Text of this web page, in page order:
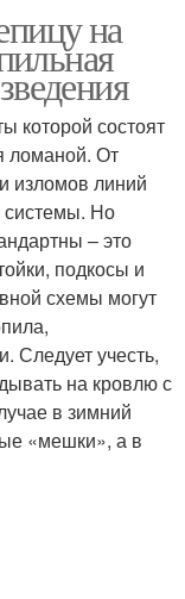
на
которой состоят
ломаной. От
изломов линий
системы. Но
– это
подкосы и
схемы могут
Следует учесть,
на кровлю с
в зимний
«мешки», а в